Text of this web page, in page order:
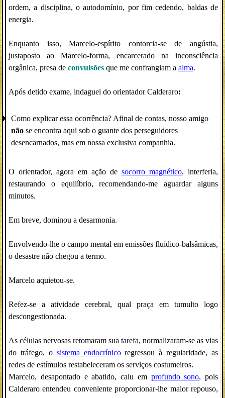
ordem, a disciplina, o autodomínio, por fim cedendo, baldas de
energia.
Enquanto isso, Marcelo-espírito contorcia-se de angústia,
justaposto ao Marcelo-forma, encarcerado na inconsciência
orgânica, presa de convulsões que me confrangiam a alma.
Após detido exame, indaguei do orientador Calderaro:
Como explicar essa ocorrência? Afinal de contas, nosso amigo
não se encontra aqui sob o guante dos perseguidores
desencarnados, mas em nossa exclusiva companhia.
O orientador, agora em ação de socorro magnético, interferia,
restaurando o equilíbrio, recomendando-me aguardar alguns
minutos.
Em breve, dominou a desarmonia.
Envolvendo-lhe o campo mental em emissões fluídico-balsâmicas,
o desastre não chegou a termo.
Marcelo aquietou-se.
Refez-se a atividade cerebral, qual praça em tumulto logo
descongestionada.
As células nervosas retomaram sua tarefa, normalizaram-se as vias
do tráfego, o sistema endocrínicoregressou à regularidade, as
redes de estímulos restabeleceram os serviços costumeiros.
Marcelo, desapontado e abatido, caiu em profundo sono, pois
Calderaro entendeu conveniente proporcionar-lhe maior repouso,